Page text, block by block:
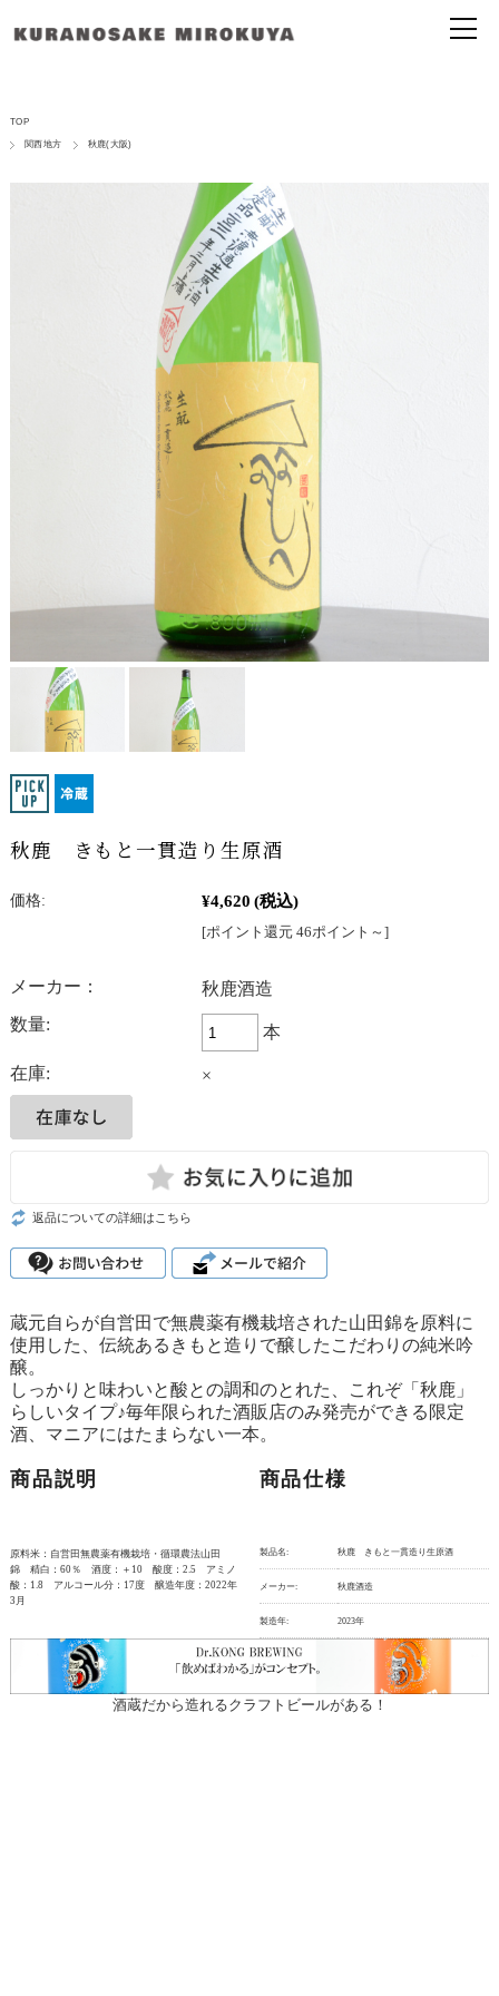
TOP
関西地方 秋鹿(大阪)
秋鹿 きもと一貫造り生原酒
価格: ¥4,620 (税込)
[ポイント還元 46ポイント～]
メーカー：
秋鹿酒造
数量:
本
在庫: ×
返品についての詳細はこちら
蔵元自らが自営田で無農薬有機栽培された山田錦を原料に
使用した、伝統あるきもと造りで醸したこだわりの純米吟
醸。
しっかりと味わいと酸との調和のとれた、これぞ「秋鹿」
らしいタイプ♪毎年限られた酒販店のみ発売ができる限定
酒、マニアにはたまらない一本。
商品説明
原料米：自営田無農薬有機栽培・循環農法山田
錦 精白：60％ 酒度：＋10 酸度：2.5 アミノ
酸：1.8 アルコール分：17度 醸造年度：2022年
3月
商品仕様
製品名: 秋鹿 きもと一貫造り生原酒
メーカー: 秋鹿酒造
製造年: 2023年
酒蔵だから造れるクラフトビールがある！